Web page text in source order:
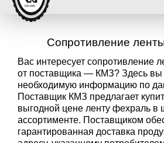
Сопротивление
Вас интересует сопротивление
от поставщика — КМЗ? Здесь вы
необходимую информацию по
Поставщик КМЗ предлагает
выгодной цене ленту фехраль в
ассортименте. Поставщиком
гарантированная доставка